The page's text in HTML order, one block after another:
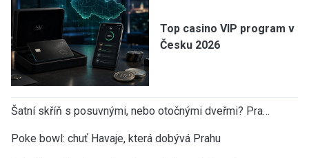
Top casino VIP program v
Česku 2026
Šatní skříň s posuvnými, nebo otočnými dveřmi? Pra…
Poke bowl: chuť Havaje, která dobývá Prahu